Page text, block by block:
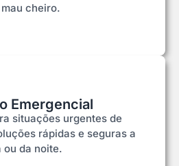
cheiro.
Emergencial
situações urgentes de
rápidas e seguras a
ou da noite.